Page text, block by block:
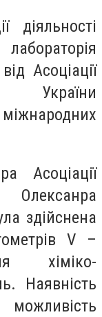
діяльності
Асоціації
Асоціації
Олексанра
здійснена
V –
хіміко-
Наявність